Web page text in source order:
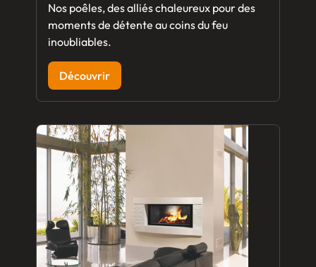
Nos poêles, des alliés chaleureux pour des
moments de détente au coins du feu
inoubliables.
Découvrir